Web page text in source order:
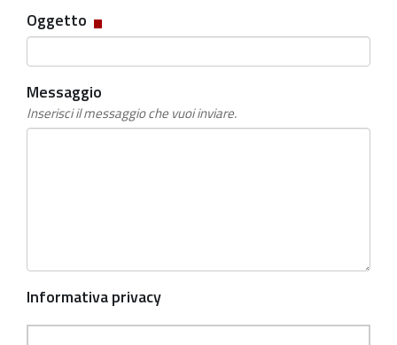
Oggetto Campo
obbligatorio
Messaggio
Inserisci il messaggio che vuoi inviare.
Informativa privacy